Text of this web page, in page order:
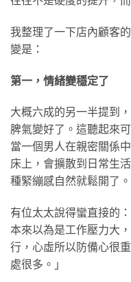
我整理了一下店內顧客
變是：
第一，情緒變穩定了
大概六成的另一半提到
脾氣變好了。這聽起來
當一個男人在親密關係
床上，會擴散到日常生
種緊繃感自然就鬆開了。
有位太太說得蠻直接的
本來以為是工作壓力大
行，心虛所以防備心很
處很多。」